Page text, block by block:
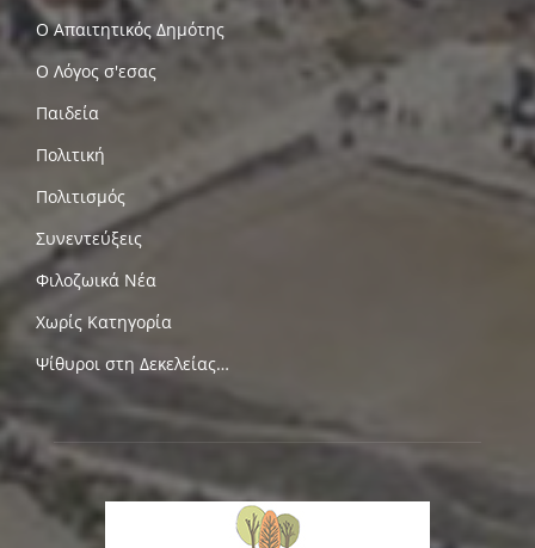
Ο Απαιτητικός Δημότης
Ο Λόγος σ'εσας
Παιδεία
Πολιτική
Πολιτισμός
Συνεντεύξεις
Φιλοζωικά Νέα
Χωρίς Κατηγορία
Ψίθυροι στη Δεκελείας…